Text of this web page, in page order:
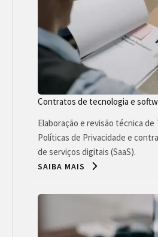
Contratos de tecnologia e
Elaboração e revisão técnica de
Políticas de Privacidade e
de serviços digitais (SaaS).
SAIBA MAIS